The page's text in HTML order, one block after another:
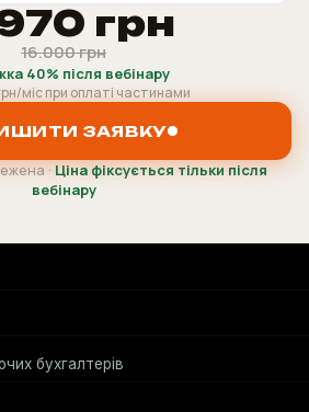
грн
16.000 грн
40% після вебінару
міс при оплаті частинами
ЗАЯВКУ
·Ціна фіксується тільки після
вебінару
бухгалтерів